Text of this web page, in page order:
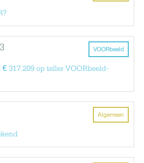
VOORbeeld
317.209 op teller VOORbeeld-
Algemeen